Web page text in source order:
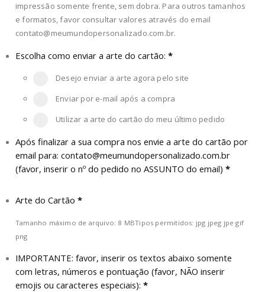
impressão somente frente, sem dobra. Para outros tamanhos
e formatos, favor consultar valores através do email
contato@meumundopersonalizado.com.br.
Escolha como enviar a arte do cartão: *
Desejo enviar a arte agora pelo site
Enviar por e-mail após a compra
Utilizar a arte do cartão do meu último pedido
Após finalizar a sua compra nos envie a arte do cartão por
email para: contato@meumundopersonalizado.com.br
(favor, inserir o nº do pedido no ASSUNTO do email) *
Arte do Cartão *
Tamanho máximo de arquivo: 8 MBTipos permitidos: jpg jpeg jpe gif
png
IMPORTANTE: favor, inserir os textos abaixo somente
com letras, números e pontuação (favor, NÃO inserir
emojis ou caracteres especiais): *